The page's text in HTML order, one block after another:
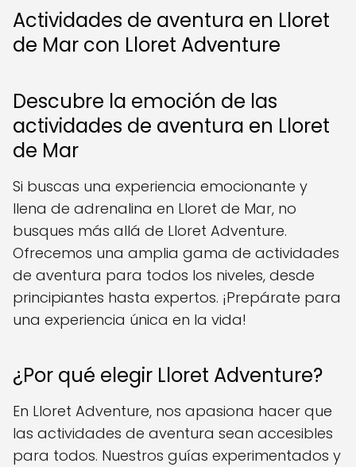
Actividades de aventura en Lloret
de Mar con Lloret Adventure
Descubre la emoción de las
actividades de aventura en Lloret
de Mar
Si buscas una experiencia emocionante y
llena de adrenalina en Lloret de Mar, no
busques más allá de Lloret Adventure.
Ofrecemos una amplia gama de actividades
de aventura para todos los niveles, desde
principiantes hasta expertos. ¡Prepárate para
una experiencia única en la vida!
¿Por qué elegir Lloret Adventure?
En Lloret Adventure, nos apasiona hacer que
las actividades de aventura sean accesibles
para todos. Nuestros guías experimentados y